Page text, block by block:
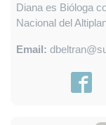
Diana es Bióloga
Nacional del
Email: